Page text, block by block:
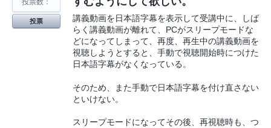
講義動画を日本語字幕を表示して受講中に、しば
らく講義動画が離れて、PCがスリープモードな
どになってしまって、再度、再生中の講義動画を
視聴しようとすると、手動で視聴開始時につけた
日本語字幕がなくなっている。
そのため、また手動で日本語字幕を付け直さない
といけない。
スリープモードになってその後、再視聴時も、つ
投票数：
投票